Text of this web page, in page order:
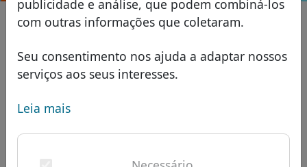
publicidade e análise, que podem combiná-los
com outras informações que coletaram.
Seu consentimento nos ajuda a adaptar nossos
serviços aos seus interesses.
Leia mais
Banco de dados de domínios
domínios africanos
domínios asiáticos
domínios europeus
Lista de preços
Descontos
Transferir
Pesquisar
Serviços
FAQ
Română
Eesti